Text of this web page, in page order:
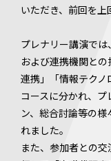
いただき、前回を上
プレナリー講演で
および連携機関と
連携」「情報テク
コースに分かれ、
ン、総合討論等の
れました。
また、参加者との